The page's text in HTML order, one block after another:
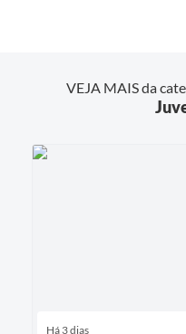
VEJA MAIS da
Há 3 dias